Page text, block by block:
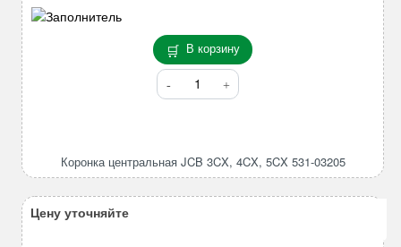
В корзину
Количество
товара
3CX,
Коронка центральная JCB 3CX, 4CX, 5CX 531-03205
Цену уточняйте